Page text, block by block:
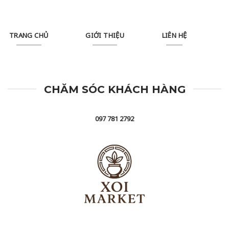
TRANG CHỦ GIỚI THIỆU LIÊN HỆ
CHĂM SÓC KHÁCH HÀNG
097 781 2792